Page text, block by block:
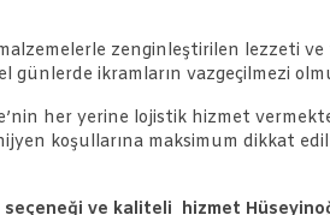
zenginleştirilen lezzeti
ikramların vazgeçilmezi
her yerine lojistik hizmet
koşullarına maksimum dikkat
ve kaliteli hizmet